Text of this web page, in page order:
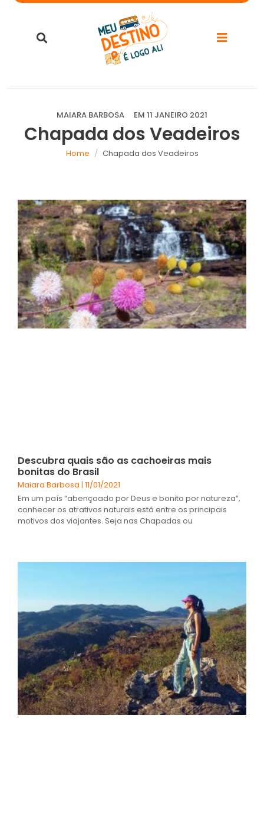
MAIARA BARBOSA EM 11 JANEIRO 2021
Chapada dos Veadeiros
Home Chapada dos Veadeiros
Descubra quais são as cachoeiras mais
bonitas do Brasil
Maiara Barbosa 11/01/2021
Em um país “abençoado por Deus e bonito por natureza”,
conhecer os atrativos naturais está entre os principais
motivos dos viajantes. Seja nas Chapadas ou